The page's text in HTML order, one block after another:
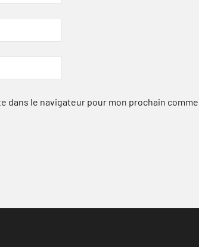
dans le navigateur pour mon prochain